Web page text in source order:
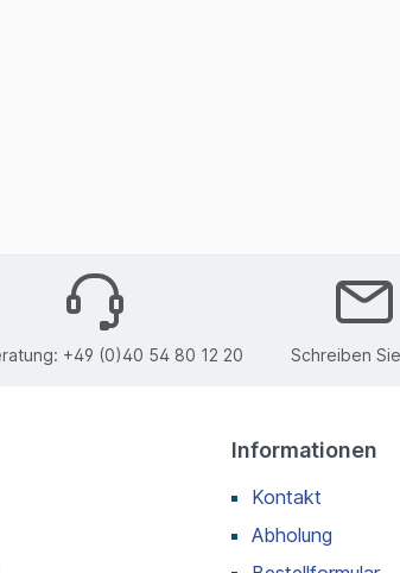
+49 (0)40 54 80 12 20 Schreiben
Informationen
Kontakt
Abholung